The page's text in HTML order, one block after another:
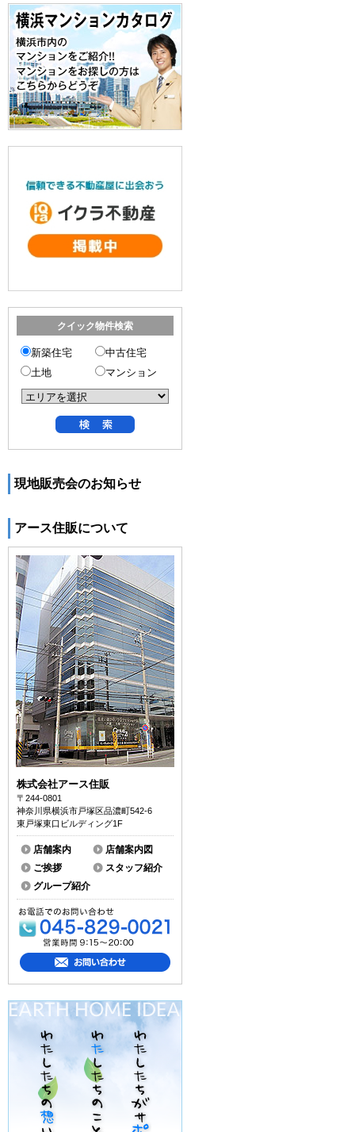
クイック物件検索
新築住宅
中古住宅
土地
マンション
現地販売会のお知らせ
アース住販について
株式会社アース住販
〒244-0801
神奈川県横浜市戸塚区品濃町542-6
東戸塚東口ビルディング1F
店舗案内
店舗案内図
ご挨拶
スタッフ紹介
グループ紹介